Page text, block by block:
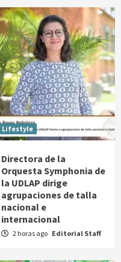
Lifestyle
Directora de la
Orquesta Symphonia de
la UDLAP dirige
agrupaciones de talla
nacional e
internacional
2 horas ago Editorial Staff